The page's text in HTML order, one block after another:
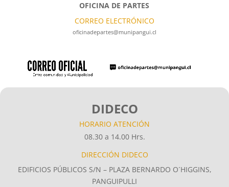
OFICINA DE PARTES
CORREO ELECTRÓNICO
oficinadepartes@munipangui.cl
DIDECO
HORARIO ATENCIÓN
08.30 a 14.00 Hrs.
DIRECCIÓN DIDECO
EDIFICIOS PÚBLICOS S/N – PLAZA BERNARDO O´HIGGINS,
PANGUIPULLI